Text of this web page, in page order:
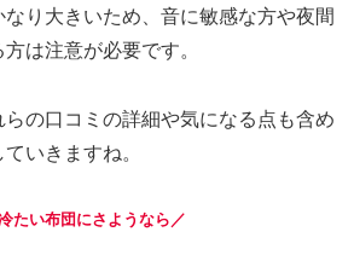
り大きいため、音に敏感な方や夜間
は注意が必要です。
の口コミの詳細や気になる点も含め
いきますね。
たい布団にさようなら／